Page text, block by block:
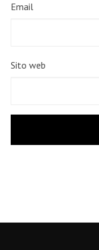
Email
Sito web